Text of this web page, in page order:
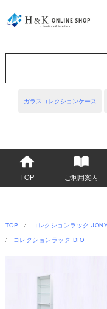
ガラスコレクションケース
TOP ご利用案内
TOP
コレクションラック
コレクションラック DIO